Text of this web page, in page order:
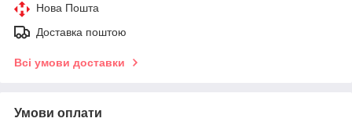
Нова Пошта
Доставка поштою
Всі умови доставки
Умови оплати